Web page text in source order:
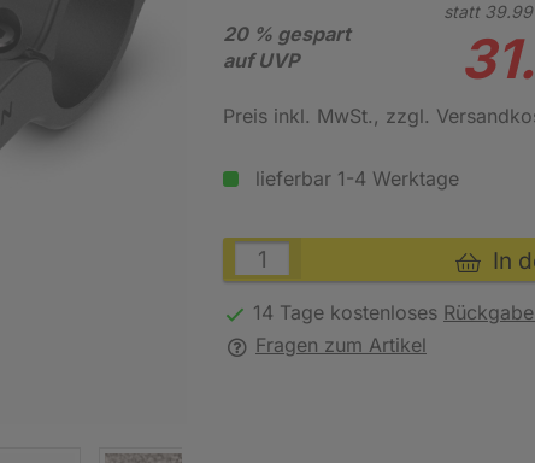
20 % gespart
auf UVP
statt 39.99
31.
Preis inkl. MwSt., zzgl.
lieferbar 1-4 Werktage
In
14 Tage kostenloses
Fragen zum Artikel